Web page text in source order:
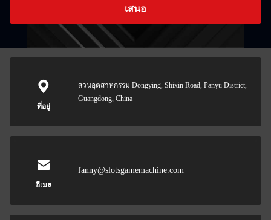
เสนอ
ที่อยู่
สวนอุตสาหกรรม Dongying, Shixin Road, Panyu District,
Guangdong, China
อีเมล
fanny@slotsgamemachine.com